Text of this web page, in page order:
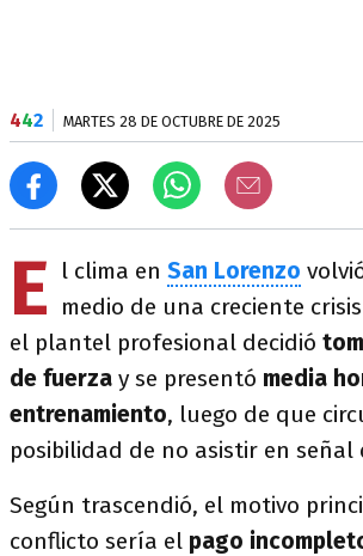
442 MARTES 28 DE OCTUBRE DE 2025
E l clima en San Lorenzo
medio de una creciente
el plantel profesional decidió
de fuerza y se presentó media
entrenamiento, luego de que
posibilidad de no asistir en señal
Según trascendió, el motivo
conflicto sería el pago